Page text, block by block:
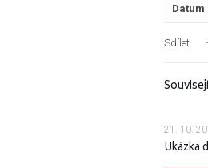
Datum
Sdílet
21. 10.
Ukázka